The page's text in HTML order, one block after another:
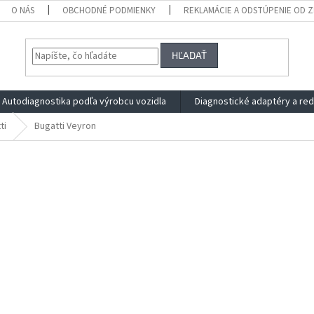
O NÁS OBCHODNÉ PODMIENKY REKLAMÁCIE A ODSTÚPENIE OD
HĽADAŤ
Autodiagnostika podľa výrobcu vozidla Diagnostické adaptéry a
Bugatti Veyron